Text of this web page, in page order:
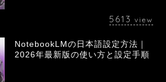
5613 view
NotebookLMの日本語設定方法｜
2026年最新版の使い方と設定手順
会社概要